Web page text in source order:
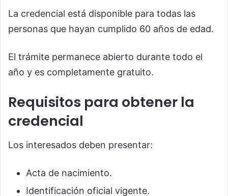
La credencial está disponible para todas las
personas que hayan cumplido 60 años de edad.
El trámite permanece abierto durante todo el
año y es completamente gratuito.
Requisitos para obtener la
credencial
Los interesados deben presentar:
Acta de nacimiento.
Identificación oficial vigente.